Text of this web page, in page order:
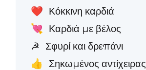
❤️ Κόκκινη καρδιά
💘 Καρδιά με βέλος
☭ Σφυρί και δρεπάνι
👍 Σηκωμένος αντίχειρας